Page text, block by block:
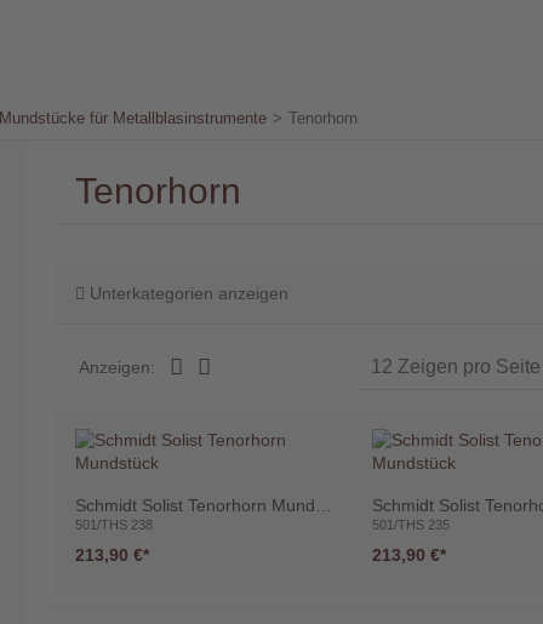
Mundstücke für Metallblasinstrumente > Tenorhorn
Tenorhorn
Unterkategorien anzeigen
Anzeigen:
501/THS 238
213,90 €
501/THS 235
213,90 €